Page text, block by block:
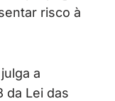
risco à
a
da Lei das